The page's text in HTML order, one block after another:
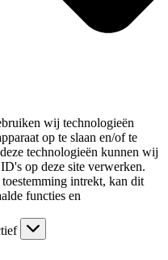
wij technologieën
op te slaan en/of te
technologieën kunnen wij
op deze site verwerken.
intrekt, kan dit
functies en